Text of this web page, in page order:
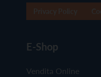
E-Shop
Vendita Online